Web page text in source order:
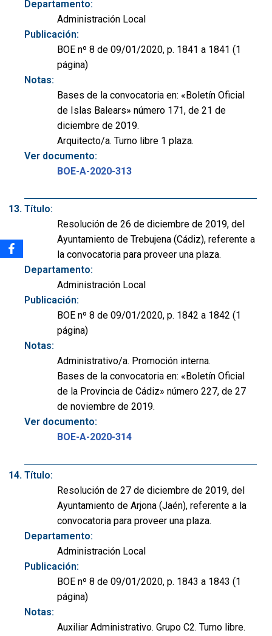
Departamento:
Administración Local
Publicación:
BOE nº 8 de 09/01/2020, p. 1841 a 1841 (1
página)
Notas:
Bases de la convocatoria en: «Boletín Oficial
de Islas Balears» número 171, de 21 de
diciembre de 2019.
Arquitecto/a. Turno libre 1 plaza.
Ver documento:
BOE-A-2020-313
Título:
Resolución de 26 de diciembre de 2019, del
Ayuntamiento de Trebujena (Cádiz), referente a
la convocatoria para proveer una plaza.
Departamento:
Administración Local
Publicación:
BOE nº 8 de 09/01/2020, p. 1842 a 1842 (1
página)
Notas:
Administrativo/a. Promoción interna.
Bases de la convocatoria en: «Boletín Oficial
de la Provincia de Cádiz» número 227, de 27
de noviembre de 2019.
Ver documento:
BOE-A-2020-314
Título:
Resolución de 27 de diciembre de 2019, del
Ayuntamiento de Arjona (Jaén), referente a la
convocatoria para proveer una plaza.
Departamento:
Administración Local
Publicación:
BOE nº 8 de 09/01/2020, p. 1843 a 1843 (1
página)
Notas:
Auxiliar Administrativo. Grupo C2. Turno libre.